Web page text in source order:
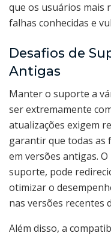
que os usuários mais
falhas conhecidas e
Desafios de
Antigas
Manter o suporte a
ser extremamente
atualizações exigem
garantir que todas as
em versões antigas.
suporte, pode
otimizar o
nas versões recentes
Além disso, a